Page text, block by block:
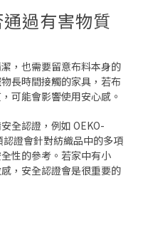
過有害物質
，也需要留意布料本身的
長時間接觸的家具，若布
可能會影響使用安心感。
全認證，例如 OEKO-
證會針對紡織品中的多項
性的參考。若家中有小
，安全認證會是很重要的